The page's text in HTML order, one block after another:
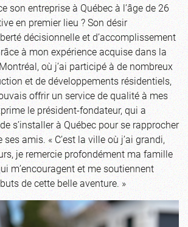
son entreprise à Québec à l’âge de 26
en premier lieu ? Son désir
décisionnelle et d’accomplissement
à mon expérience acquise dans la
où j’ai participé à de nombreux
et de développements résidentiels,
offrir un service de qualité à mes
le président-fondateur, qui a
s’installer à Québec pour se rapprocher
amis. « C’est la ville où j’ai grandi,
je remercie profondément ma famille
m’encouragent et me soutiennent
de cette belle aventure. »